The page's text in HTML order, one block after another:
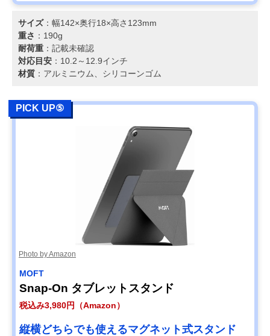
サイズ：幅142×奥行18×高さ123mm
重さ ：190g
耐荷重 ：記載未確認
対応目安 ：10.2～12.9インチ
材質 ：アルミニウム、シリコーンゴム
PICK UP⑤
Photo by Amazon
MOFT
Snap-On タブレットスタンド
税込み3,980円（Amazon）
縦横どちらでも使えるマグネット式スタンド